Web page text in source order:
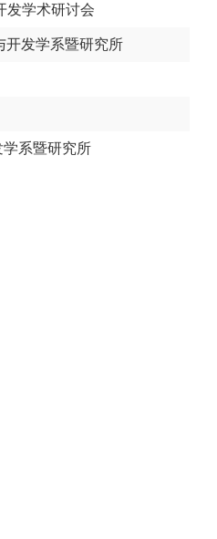
发学术研讨会
开发学系暨研究所
系暨研究所